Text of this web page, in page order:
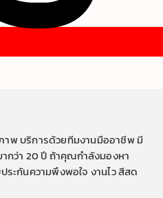
บริการด้วยทีมงานมืออาชีพ มี
กว่า 20 ปี ถ้าคุณกำลังมองหา
ะกันความพึงพอใจ งานไว สีสด